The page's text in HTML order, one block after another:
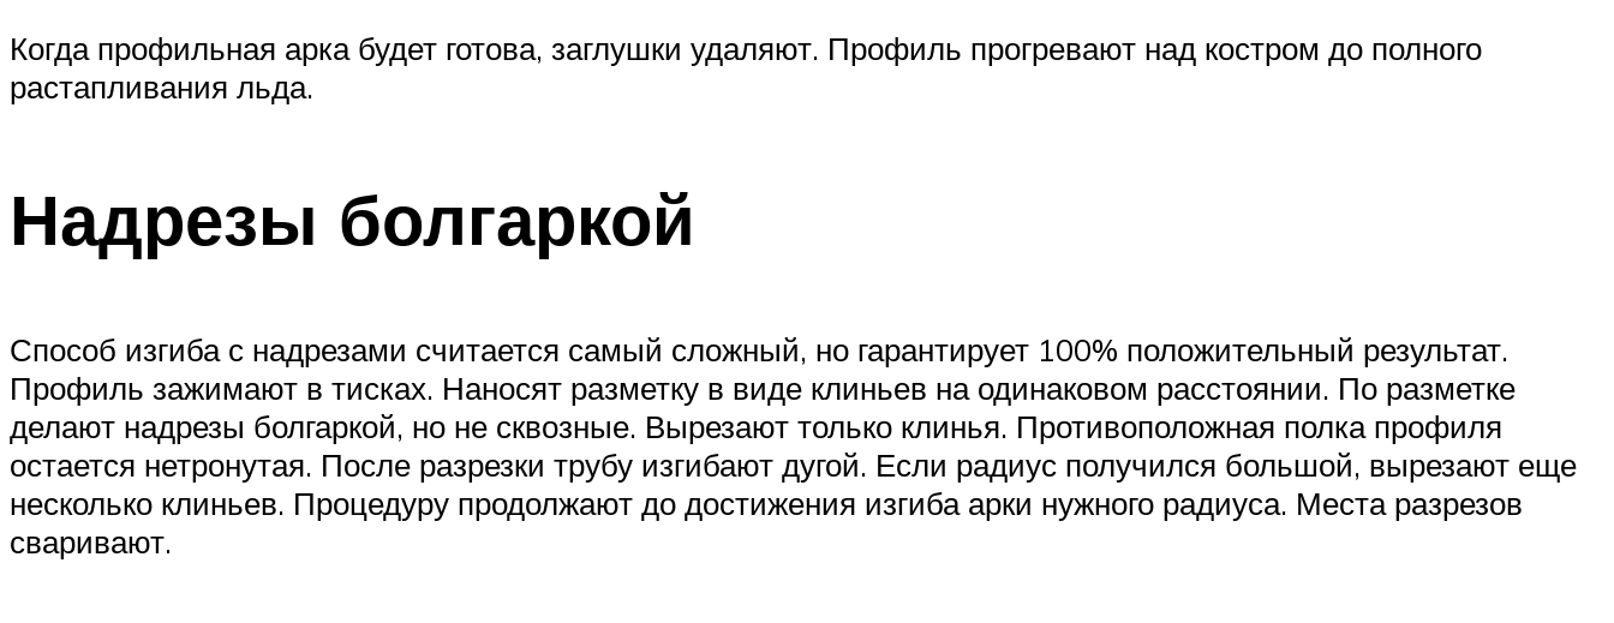
Когда профильная арка будет готова, заглушки удаляют. Профиль прогревают над костром до полного
растапливания льда.
Надрезы болгаркой
Способ изгиба с надрезами считается самый сложный, но гарантирует 100% положительный результат.
Профиль зажимают в тисках. Наносят разметку в виде клиньев на одинаковом расстоянии. По разметке
делают надрезы болгаркой, но не сквозные. Вырезают только клинья. Противоположная полка профиля
остается нетронутая. После разрезки трубу изгибают дугой. Если радиус получился большой, вырезают еще
несколько клиньев. Процедуру продолжают до достижения изгиба арки нужного радиуса. Места разрезов
сваривают.